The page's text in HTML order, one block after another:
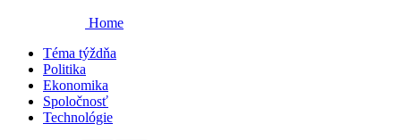
Home
Téma týždňa
Politika
Ekonomika
Spoločnosť
Technológie